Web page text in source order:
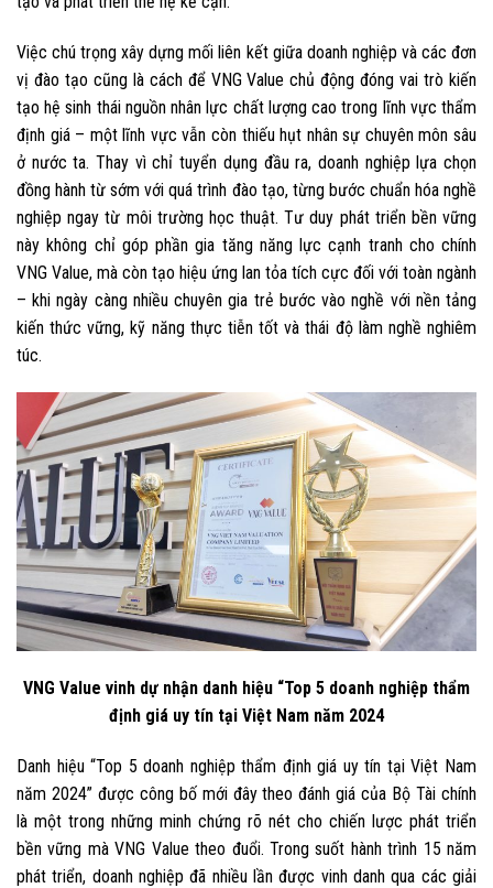
Việc chú trọng xây dựng mối liên kết giữa doanh nghiệp và các đơn
vị đào tạo cũng là cách để VNG Value chủ động đóng vai trò kiến
tạo hệ sinh thái nguồn nhân lực chất lượng cao trong lĩnh vực thẩm
định giá – một lĩnh vực vẫn còn thiếu hụt nhân sự chuyên môn sâu
ở nước ta. Thay vì chỉ tuyển dụng đầu ra, doanh nghiệp lựa chọn
đồng hành từ sớm với quá trình đào tạo, từng bước chuẩn hóa nghề
nghiệp ngay từ môi trường học thuật. Tư duy phát triển bền vững
này không chỉ góp phần gia tăng năng lực cạnh tranh cho chính
VNG Value, mà còn tạo hiệu ứng lan tỏa tích cực đối với toàn ngành
– khi ngày càng nhiều chuyên gia trẻ bước vào nghề với nền tảng
kiến thức vững, kỹ năng thực tiễn tốt và thái độ làm nghề nghiêm
túc.
VNG Value vinh dự nhận danh hiệu “Top 5 doanh nghiệp thẩm
định giá uy tín tại Việt Nam năm 2024
Danh hiệu “Top 5 doanh nghiệp thẩm định giá uy tín tại Việt Nam
năm 2024” được công bố mới đây theo đánh giá của Bộ Tài chính
là một trong những minh chứng rõ nét cho chiến lược phát triển
bền vững mà VNG Value theo đuổi. Trong suốt hành trình 15 năm
phát triển, doanh nghiệp đã nhiều lần được vinh danh qua các giải